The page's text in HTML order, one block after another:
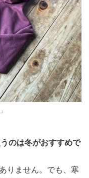
のは冬がおすすめで
りません。でも、寒